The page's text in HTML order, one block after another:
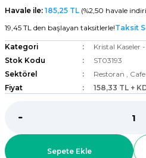
Kapları
Havale ile: 185,25 TL (%2,50 havale
19,45 TL den başlayan taksitlerle!Taksit
Kategori
Kristal Kaseler
Stok Kodu
ST03193
Sektörel
Restoran , Cafe
Fiyat
158,33 TL +
Sepete Ekle